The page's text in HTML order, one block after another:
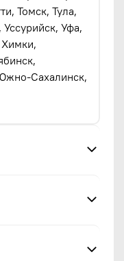
Томск, Тула,
Уфа,
Сахалинск,